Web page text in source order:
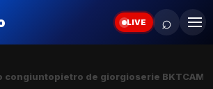
LIVE ⌕
congiuntopietro de giorgioserie BKT